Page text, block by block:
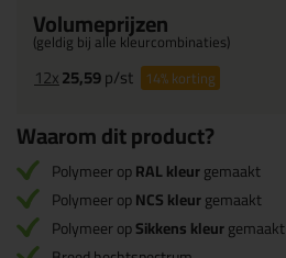
Volumeprijzen
(geldig bij alle kleurcombinaties)
12x25,59p/st 14%korting
Waarom dit product?
Polymeer opRAL kleurgemaakt
Polymeer opNCS kleurgemaakt
Polymeer opSikkens kleurgemaakt